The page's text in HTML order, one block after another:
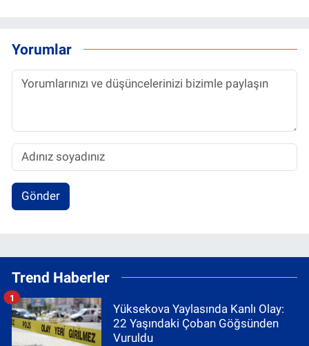
Yorumlar
Gönder
Trend Haberler
Yüksekova Yaylasında Kanlı Olay:
22 Yaşındaki Çoban Göğsünden
Vuruldu
1